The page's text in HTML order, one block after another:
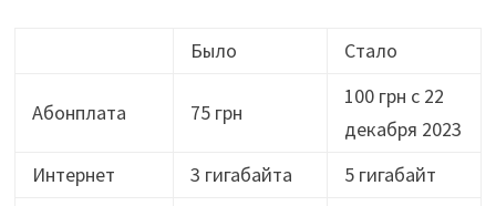
Было Стало
Абонплата 75 грн
100 грн с 22
декабря 2023
Интернет
3 гигабайта
5 гигабайт